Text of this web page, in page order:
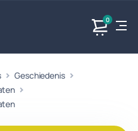
0
vakken.
Producten
Geschiedenis